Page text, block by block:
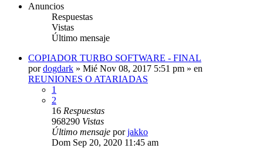
Anuncios
Respuestas
Vistas
Último mensaje
COPIADOR TURBO SOFTWARE - FINAL
pordogdark » Mié Nov 08, 2017 5:51 pm » en
REUNIONES O ATARIADAS
1
2
16 Respuestas
968290 Vistas
Último mensaje porjakko
Dom Sep 20, 2020 11:45 am